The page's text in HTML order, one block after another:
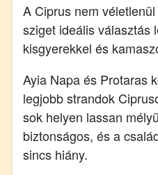
A Ciprus nem
sziget ideális választás
kisgyerekkel és
Ayia Napa és Protaras
legjobb strandok
sok helyen lassan
biztonságos, és a
sincs hiány.